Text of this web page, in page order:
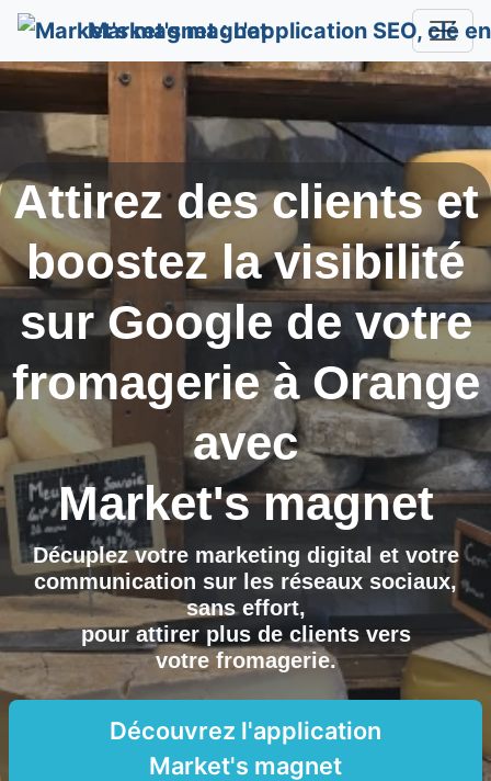
Market's magnet
Attirez des clients et
boostez la visibilité
sur Google de votre
fromagerie àOrange
avec
Market's magnet
Décuplez votre marketing digital et votre
communication sur les réseaux sociaux,
sans effort,
pour attirer plus de clients vers
votre fromagerie.
Découvrez l'application
Market's magnet